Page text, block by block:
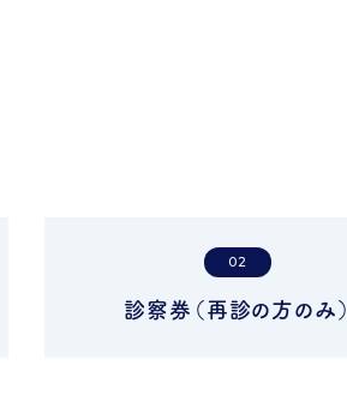
02
診察券（再診の方のみ）